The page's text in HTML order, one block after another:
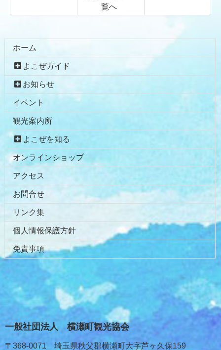
覧へ
ン
文
へ
戻
る
の
へ
ホーム
よこぜガイド
お知らせ
イベント
観光案内所
よこぜを知る
オンラインショップ
アクセス
お問合せ
リンク集
個人情報保護方針
免責事項
一般社団法人 横瀬町観光協会
〒368-0071 埼玉県秩父郡横瀬町大字芦ヶ久保159